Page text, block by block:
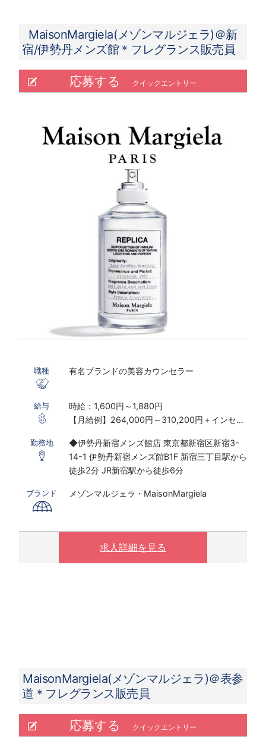
MaisonMargiela(メゾンマルジェラ)＠新
宿/伊勢丹メンズ館＊フレグランス販売員
応募する クイックエントリー
職種 有名ブランドの美容カウンセラー
給与
時給：1,600円～1,880円
【月給例】264,000円～310,200円＋インセン
※実働7.5ｈ×22日勤務の場合
※研修期間あり
※時給は経験・スキルにより決定いたします
〇下記の場合は、割増した時給をお支払いしま
※ 実働8時間以上は1.25倍
※ 夜10時以降は1.25倍
勤務地
◆伊勢丹新宿メンズ館店 東京都新宿区新宿3-
14-1 伊勢丹新宿メンズ館B1F 新宿三丁目駅から
徒歩2分 JR新宿駅から徒歩6分
ブランド メゾンマルジェラ・MaisonMargiela
求人詳細を見る
MaisonMargiela(メゾンマルジェラ)＠表参
道＊フレグランス販売員
応募する クイックエントリー